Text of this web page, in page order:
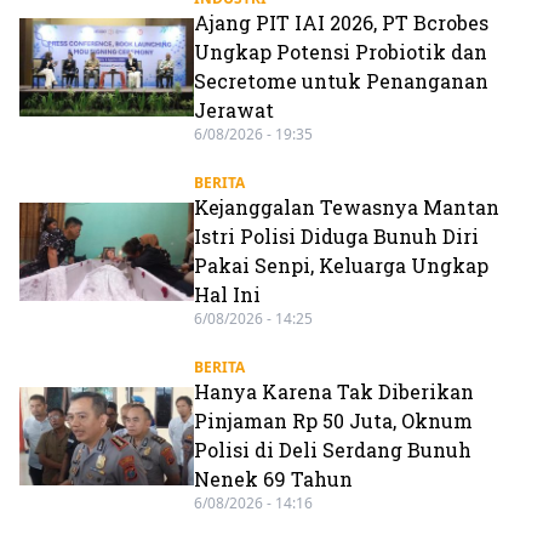
Ajang PIT IAI 2026, PT Bcrobes
Ungkap Potensi Probiotik dan
Secretome untuk Penanganan
Jerawat
6/08/2026 - 19:35
BERITA
Kejanggalan Tewasnya Mantan
Istri Polisi Diduga Bunuh Diri
Pakai Senpi, Keluarga Ungkap
Hal Ini
6/08/2026 - 14:25
BERITA
Hanya Karena Tak Diberikan
Pinjaman Rp 50 Juta, Oknum
Polisi di Deli Serdang Bunuh
Nenek 69 Tahun
6/08/2026 - 14:16